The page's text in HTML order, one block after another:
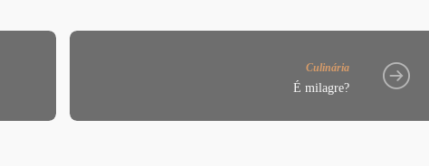
Culinária
É milagre?